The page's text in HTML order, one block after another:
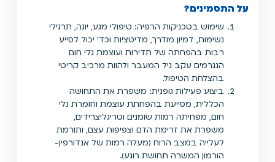
על התסמינים?
שימוש בטכניקות הרפיה: טיפולי מגע, יוגה, תרגילי
נשימות, דמיון מודרך, מדיטציות וכד' יכול לסייע
רבות בהפחתה של תדירות ועוצמת גלי חום
הנגרמים עקב גיל המעבר ולהוות מרכיב קריטי
בהצלחת הטיפול.
ביצוע פעילות גופנית: משפרת את התחושה
הכללית, מסייעת בהפחתת עוצמת וחומרת גלי
חום, מפחיתה רמות שומנים וטריגליצרידים,
משפרת את זרימת הדם וצפיפות עצם, ותורמת
לעלייה במצב הרוח (מעלה רמות של אנדורפין-
הורמון המשרה תחושת רוגע).